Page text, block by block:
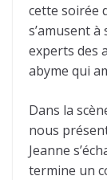
cette soirée
s’amusent
experts des
abyme qui
Dans la
nous
Jeanne
termine un